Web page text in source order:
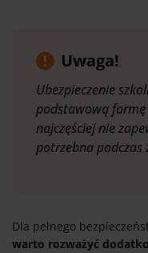
Uwaga!
Ubezpieczenie
podstawową formę
najczęściej nie
potrzebna podczas
Dla pełnego
warto rozważyć